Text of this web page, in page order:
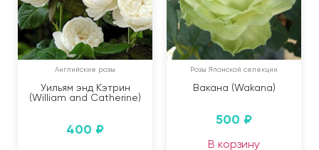
Английские розы
Уильям энд Кэтрин
(William and Catherine)
400 ₽
Розы Японской селекции
Вакана (Wakana)
500 ₽
В корзину